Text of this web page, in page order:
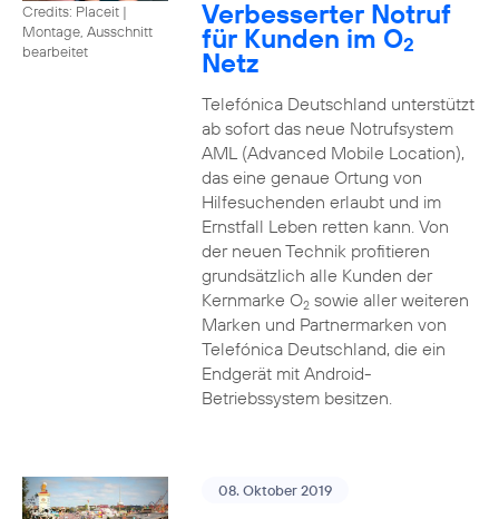
Credits: Placeit |
Montage, Ausschnitt
bearbeitet
Verbesserter Notruf
für Kunden im O2
Netz
Telefónica Deutschland unterstützt
ab sofort das neue Notrufsystem
AML (Advanced Mobile Location),
das eine genaue Ortung von
Hilfesuchenden erlaubt und im
Ernstfall Leben retten kann. Von
der neuen Technik profitieren
grundsätzlich alle Kunden der
Kernmarke O2sowie aller weiteren
Marken und Partnermarken von
Telefónica Deutschland, die ein
Endgerät mit Android-
Betriebssystem besitzen.
08. Oktober 2019